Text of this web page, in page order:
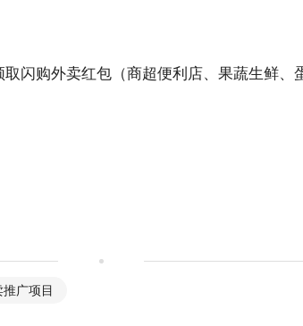
闪购外卖红包（商超便利店、果蔬生鲜
广项目